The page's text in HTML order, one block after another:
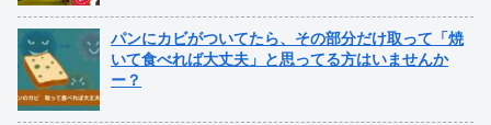
パンにカビがついてたら、その部分だけ取って「焼
いて食べれば大丈夫」と思ってる方はいませんか
ー？